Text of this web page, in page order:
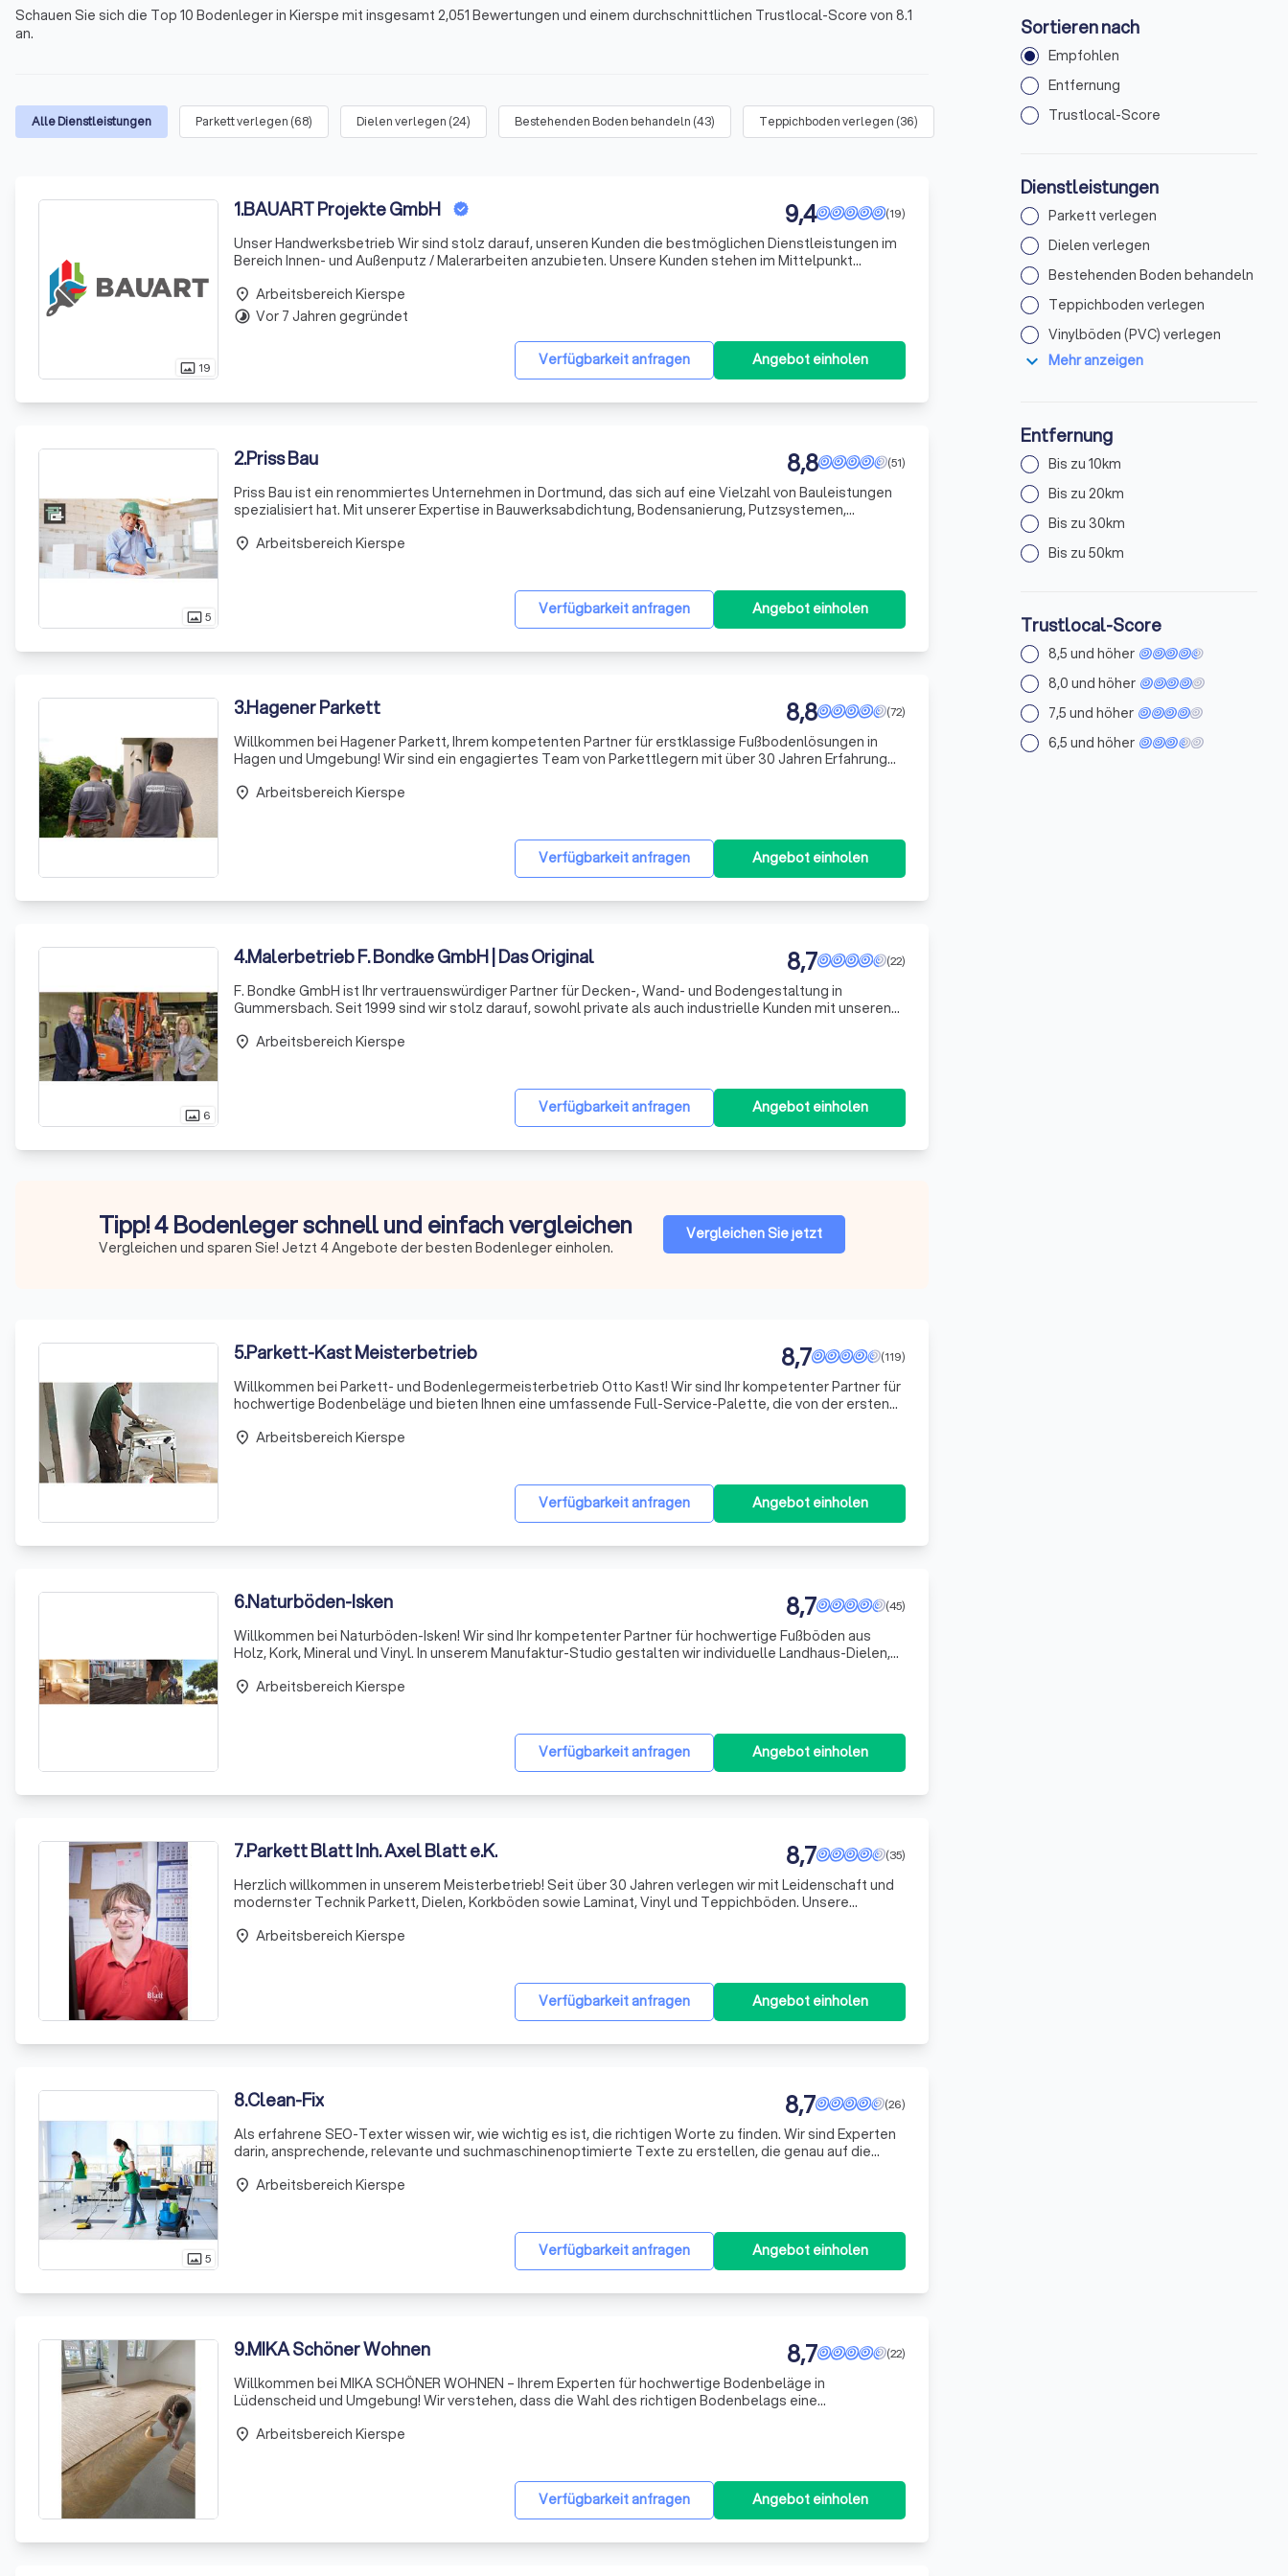
Schauen Sie sich die Top 10 Bodenleger in Kierspe mit insgesamt 2,051 Bewertungen und einem durchschnittlichen Trustlocal-Score von 8.1
an.
Alle Dienstleistungen Parkett verlegen (68) Dielen verlegen (24) Bestehenden Boden behandeln (43) Teppichboden verlegen (36) Vinylböden (PVC) verlegen(48)
photo_size_select_actual 19
1.BAUART Projekte GmbH (19)
9,4
Unser Handwerksbetrieb Wir sind stolz darauf, unseren Kunden die bestmöglichen Dienstleistungen im
Bereich Innen- und Außenputz / Malerarbeiten anzubieten. Unsere Kunden stehen im Mittelpunkt
Wir arb
Verfügbarkeit anfragen Angebot einholen
place Arbeitsbereich Kierspe
timelapse Vor 7 Jahren gegründet
photo_size_select_actual5
2.Priss Bau (51)
8,8
Priss Bau ist ein renommiertes Unternehmen in Dortmund, das sich auf eine Vielzahl von Bauleistungen
spezialisiert hat. Mit unserer Expertise in Bauwerksabdichtung, Bodensanierung, Putzsystemen,
Partn
Verfügbarkeit anfragen Angebot einholen
place Arbeitsbereich Kierspe
3.Hagener Parkett (72)
8,8
Willkommen bei Hagener Parkett, Ihrem kompetenten Partner für erstklassige Fußbodenlösungen in
Hagen und Umgebung! Wir sind ein engagiertes Team von Parkettlegern mit über 30 Jahren Erfahrung
Geschick ermögl
Verfügbarkeit anfragen Angebot einholen
place Arbeitsbereich Kierspe
photo_size_select_actual 6
4.Malerbetrieb F. Bondke GmbH | Das Original (22)
8,7
F. Bondke GmbH ist Ihr vertrauenswürdiger Partner für Decken-, Wand- und Bodengestaltung in
Gummersbach. Seit 1999 sind wir stolz darauf, sowohl private als auch industrielle Kunden mit unseren
Vorstellu
Verfügbarkeit anfragen Angebot einholen
place Arbeitsbereich Kierspe
Tipp! 4 Bodenleger schnell und einfach vergleichen
Vergleichen und sparen Sie! Jetzt 4 Angebote der besten Bodenleger einholen.
Vergleichen Sie jetzt
5.Parkett-Kast Meisterbetrieb (119)
8,7
Willkommen bei Parkett- und Bodenlegermeisterbetrieb Otto Kast! Wir sind Ihr kompetenter Partner für
hochwertige Bodenbeläge und bieten Ihnen eine umfassende Full-Service-Palette, die von der ersten
Verfügbarkeit anfragen Angebot einholen
place Arbeitsbereich Kierspe
6.Naturböden-Isken (45)
8,7
Willkommen bei Naturböden-Isken! Wir sind Ihr kompetenter Partner für hochwertige Fußböden aus
Holz, Kork, Mineral und Vinyl. In unserem Manufaktur-Studio gestalten wir individuelle Landhaus-Dielen,
Verfügbarkeit anfragen Angebot einholen
place Arbeitsbereich Kierspe
7.Parkett Blatt Inh. Axel Blatt e.K. (35)
8,7
Herzlich willkommen in unserem Meisterbetrieb! Seit über 30 Jahren verlegen wir mit Leidenschaft und
modernster Technik Parkett, Dielen, Korkböden sowie Laminat, Vinyl und Teppichböden. Unsere
Estrichen.
Verfügbarkeit anfragen Angebot einholen
place Arbeitsbereich Kierspe
photo_size_select_actual5
8.Clean-Fix (26)
8,7
Als erfahrene SEO-Texter wissen wir, wie wichtig es ist, die richtigen Worte zu finden. Wir sind Experten
darin, ansprechende, relevante und suchmaschinenoptimierte Texte zu erstellen, die genau auf die
Verfügbarkeit anfragen Angebot einholen
place Arbeitsbereich Kierspe
9.MIKA Schöner Wohnen (22)
8,7
Willkommen bei MIKA SCHÖNER WOHNEN – Ihrem Experten für hochwertige Bodenbeläge in
Lüdenscheid und Umgebung! Wir verstehen, dass die Wahl des richtigen Bodenbelags eine
Beratung zur Seite und helfen Ih
Verfügbarkeit anfragen Angebot einholen
place Arbeitsbereich Kierspe
Sortieren nach
Empfohlen
Entfernung
Trustlocal-Score
Dienstleistungen
Parkett verlegen
Dielen verlegen
Bestehenden Boden behandeln
Teppichboden verlegen
Vinylböden (PVC) verlegen
expand_more Mehr anzeigen
Entfernung
Bis zu 10km
Bis zu 20km
Bis zu 30km
Bis zu 50km
Trustlocal-Score
8,5 und höher
8,0 und höher
7,5 und höher
6,5 und höher